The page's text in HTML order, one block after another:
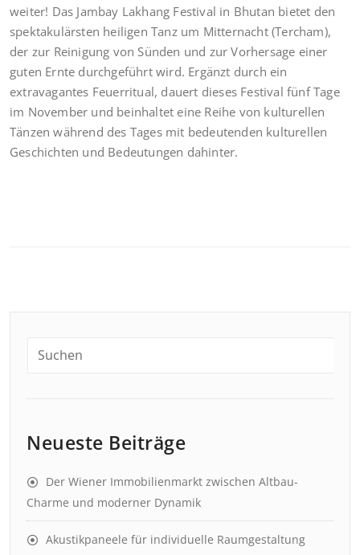
weiter! Das Jambay Lakhang Festival in Bhutan bietet den
spektakulärsten heiligen Tanz um Mitternacht (Tercham),
der zur Reinigung von Sünden und zur Vorhersage einer
guten Ernte durchgeführt wird. Ergänzt durch ein
extravagantes Feuerritual, dauert dieses Festival fünf Tage
im November und beinhaltet eine Reihe von kulturellen
Tänzen während des Tages mit bedeutenden kulturellen
Geschichten und Bedeutungen dahinter.
Neueste Beiträge
Der Wiener Immobilienmarkt zwischen Altbau-
Charme und moderner Dynamik
Akustikpaneele für individuelle Raumgestaltung